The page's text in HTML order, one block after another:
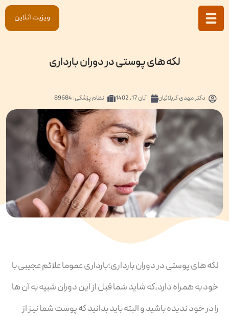
ویزیت آنلاین
لکه های پوستی در دوران بارداری
دکترمهدی کربلائیان آبان 17, 1402 نظام پزشکی: 89684
لکه های پوستی در دوران بارداری؛بارداری عموما علائم عجیبی با
خود به همراه دارد،که شاید شما قبل از این دوران شبیه به آن ها
را در خود ندیده باشید و البته باید بدانید که پوست شما نیز از